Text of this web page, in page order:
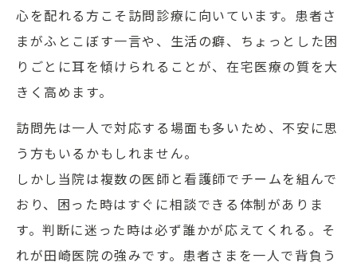
心を配れる方こそ訪問診療に向いています。患者さ
まがふとこぼす一言や、生活の癖、ちょっとした困
りごとに耳を傾けられることが、在宅医療の質を大
きく高めます。
訪問先は一人で対応する場面も多いため、不安に思
う方もいるかもしれません。
しかし当院は複数の医師と看護師でチームを組んで
おり、困った時はすぐに相談できる体制がありま
す。判断に迷った時は必ず誰かが応えてくれる。そ
れが田崎医院の強みです。患者さまを一人で背負う